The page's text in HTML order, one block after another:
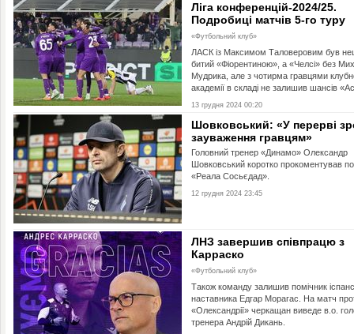
Ліга конференцій-2024/25.
Подробиці матчів 5-го туру
«Футбольний клуб»
ЛАСК із Максимом Таловеровим був
битий «Фіорентиною», а «Челсі» без
Мудрика, але з чотирма гравцями
академії в складі не залишив шансів
13 грудня 2024 00:20
Шовковський: «У перерві
зауваження гравцям»
Головний тренер «Динамо» Олександр
Шовковський коротко прокоментував
«Реала Сосьєдад».
12 грудня 2024 23:45
ЛНЗ завершив співпрацю з
Карраско
«Футбольний клуб»
Також команду залишив помічник
наставника Едгар Морагас. На матч
«Олександрії» черкащан виведе в.о.
тренера Андрій Дикань.